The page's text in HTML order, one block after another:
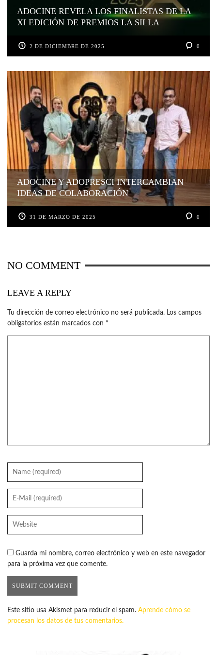
ADOCINE REVELA LOS FINALISTAS DE LA
XI EDICIÓN DE PREMIOS LA SILLA
2 DE DICIEMBRE DE 2025 0
ADOCINE Y ADOPRESCI INTERCAMBIAN
IDEAS DE COLABORACIÓN
31 DE MARZO DE 2025 0
NO COMMENT
LEAVE A REPLY
Tu dirección de correo electrónico no será publicada. Los campos
obligatorios están marcados con *
Guarda mi nombre, correo electrónico y web en este navegador
para la próxima vez que comente.
Este sitio usa Akismet para reducir el spam. Aprende cómo se
procesan los datos de tus comentarios.